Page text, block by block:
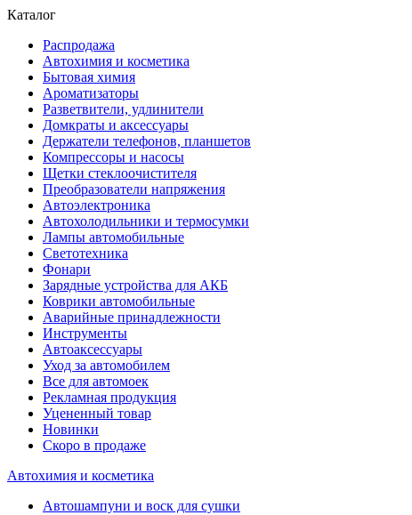
Каталог
Распродажа
Автохимия и косметика
Бытовая химия
Ароматизаторы
Разветвители, удлинители
Домкраты и аксессуары
Держатели телефонов, планшетов
Компрессоры и насосы
Щетки стеклоочистителя
Преобразователи напряжения
Автоэлектроника
Автохолодильники и термосумки
Лампы автомобильные
Светотехника
Фонари
Зарядные устройства для АКБ
Коврики автомобильные
Аварийные принадлежности
Инструменты
Автоаксессуары
Уход за автомобилем
Все для автомоек
Рекламная продукция
Уцененный товар
Новинки
Скоро в продаже
Автохимия и косметика
Автошампуни и воск для сушки